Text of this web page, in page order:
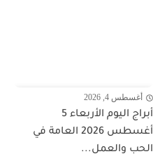
أغسطس 4, 2026
أبراج اليوم الأربعاء 5
أغسطس 2026 العامة في
الحب والعمل...